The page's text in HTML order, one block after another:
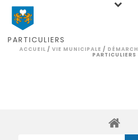
PARTICULIERS
ACCUEIL / VIE MUNICIPALE /
PARTICULIERS